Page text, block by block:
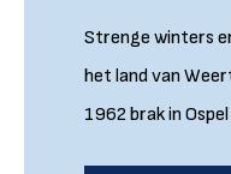
Strenge winters
het land van
1962 brak in